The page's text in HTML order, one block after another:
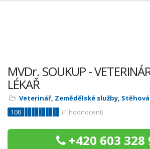
MVDr. SOUKUP -
LÉKAŘ
Veterinář, Zemědělské služby,
100
(1 hodnocení)
+420 603 328